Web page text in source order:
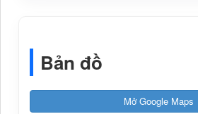
Bản đồ
Mở Google Maps